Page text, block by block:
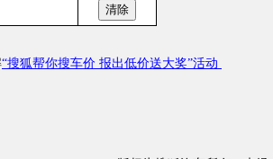
“搜狐帮你搜车价 报出低价送大奖”活动